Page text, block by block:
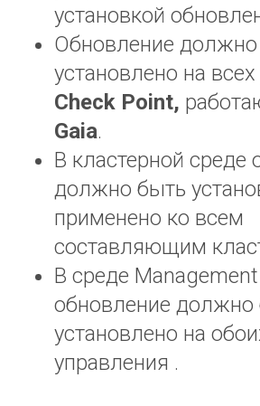
установкой
Обновление
установлено на
Check Point,
Gaia.
В кластерной среде
должно быть
применено ко всем
составляющим
В среде
обновление должно
установлено на
управления .